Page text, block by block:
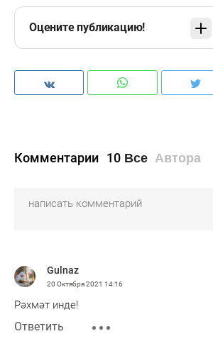
Оцените публикацию!
Комментарии 10 Все Автора
Gulnaz
20 Октября 2021 14:16
Рәхмәт инде!
Ответить